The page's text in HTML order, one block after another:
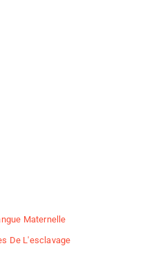
Maternelle
De L'esclavage